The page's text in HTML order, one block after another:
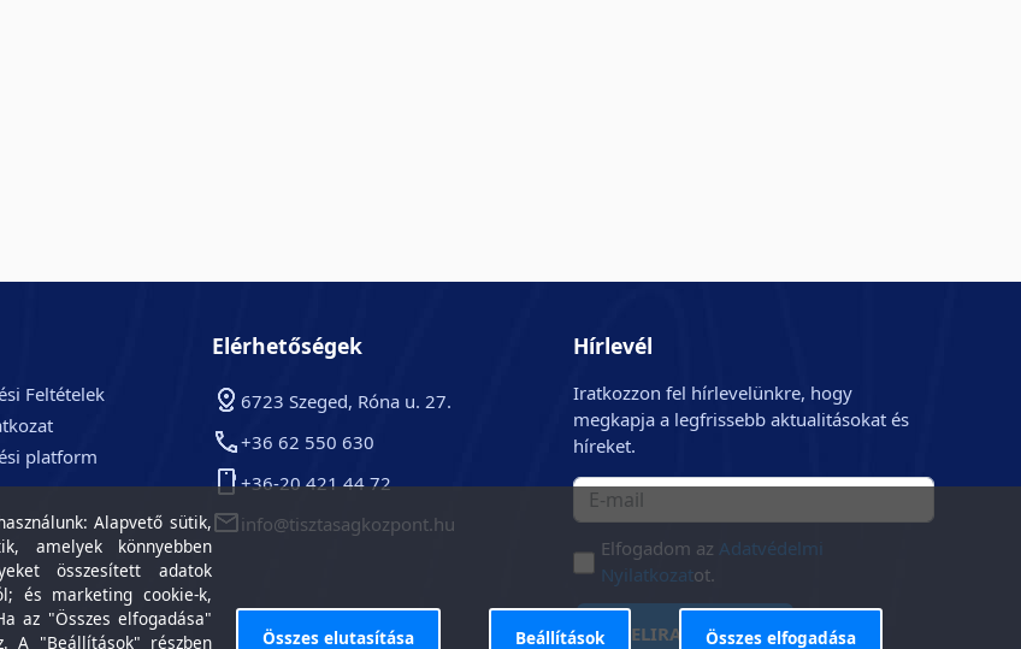
Feltételek
platform
Elérhetőségek
6723 Szeged, Róna u. 27.
+36 62 550 630
+36-20 421 44 72
info@tisztasagkozpont.hu
Hírlevél
Iratkozzon fel hírlevelünkre, hogy
megkapja a legfrissebb aktualitásokat és
híreket.
Elfogadom az Adatvédelmi
Nyilatkozatot.
FELIRATKOZÁS
Alapvető sütik,
amelyek könnyebben
összesített adatok
és marketing cookie-k,
az "Összes elfogadása"
A "Beállítások" részben
Összes elutasítása Beállítások Összes elfogadása